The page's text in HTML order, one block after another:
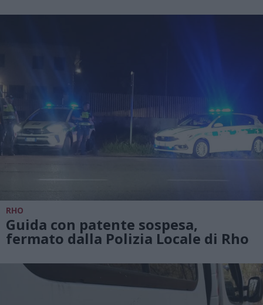
RHO
Guida con patente sospesa,
fermato dalla Polizia Locale di Rho